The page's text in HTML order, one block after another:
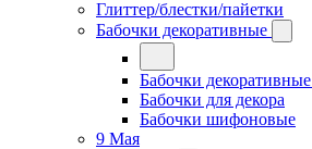
Глиттер/блестки/пайетки
Бабочки декоративные
Бабочки декоративные
Бабочки для декора
Бабочки шифоновые
9 Мая